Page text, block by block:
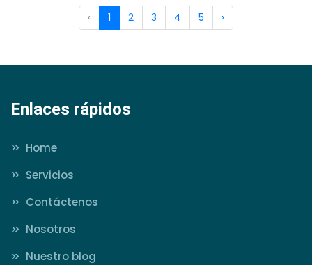
‹ 1 2 3 4 5 ›
Enlaces rápidos
>>
Home
>>
Servicios
>>
Contáctenos
>>
Nosotros
>>
Nuestro blog